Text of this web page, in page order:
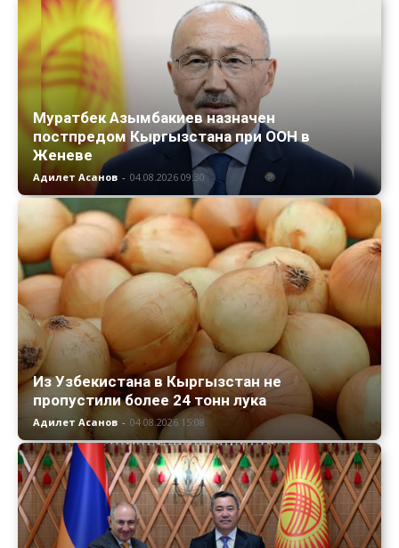
Муратбек Азымбакиев назначен
постпредом Кыргызстана при ООН в
Женеве
Адилет Асанов - 04.08.2026 09:30
Из Узбекистана в Кыргызстан не
пропустили более 24 тонн лука
Адилет Асанов - 04.08.2026 15:08